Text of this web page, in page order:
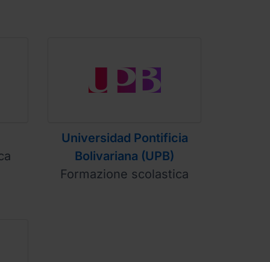
Universidad Pontificia
Bolivariana (UPB)
Formazione scolastica